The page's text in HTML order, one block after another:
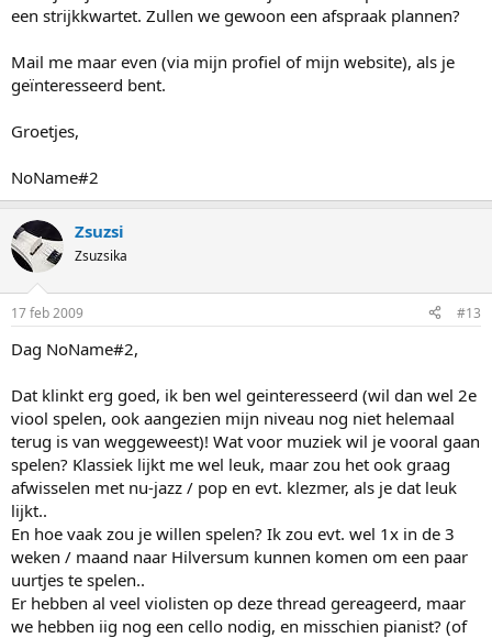
een strijkkwartet. Zullen we gewoon een afspraak plannen?
Mail me maar even (via mijn profiel of mijn website), als je
geïnteresseerd bent.
Groetjes,
NoName#2
Zsuzsi
Zsuzsika
17 feb 2009 #13
Dag NoName#2,
Dat klinkt erg goed, ik ben wel geinteresseerd (wil dan wel 2e
viool spelen, ook aangezien mijn niveau nog niet helemaal
terug is van weggeweest)! Wat voor muziek wil je vooral gaan
spelen? Klassiek lijkt me wel leuk, maar zou het ook graag
afwisselen met nu-jazz / pop en evt. klezmer, als je dat leuk
lijkt..
En hoe vaak zou je willen spelen? Ik zou evt. wel 1x in de 3
weken / maand naar Hilversum kunnen komen om een paar
uurtjes te spelen..
Er hebben al veel violisten op deze thread gereageerd, maar
we hebben iig nog een cello nodig, en misschien pianist? (of